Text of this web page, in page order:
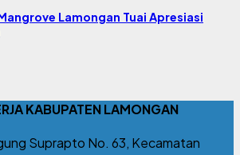
Lamongan Tuai Apresiasi
KABUPATEN LAMONGAN
Suprapto No. 63, Kecamatan